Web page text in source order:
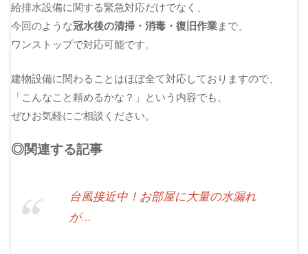
給排水設備に関する緊急対応だけでなく、
今回のような冠水後の清掃・消毒・復旧作業まで、
ワンストップで対応可能です。
建物設備に関わることはほぼ全て対応しておりますので、
「こんなこと頼めるかな？」という内容でも、
ぜひお気軽にご相談ください。
◎関連する記事
台風接近中！お部屋に大量の水漏れ
が…